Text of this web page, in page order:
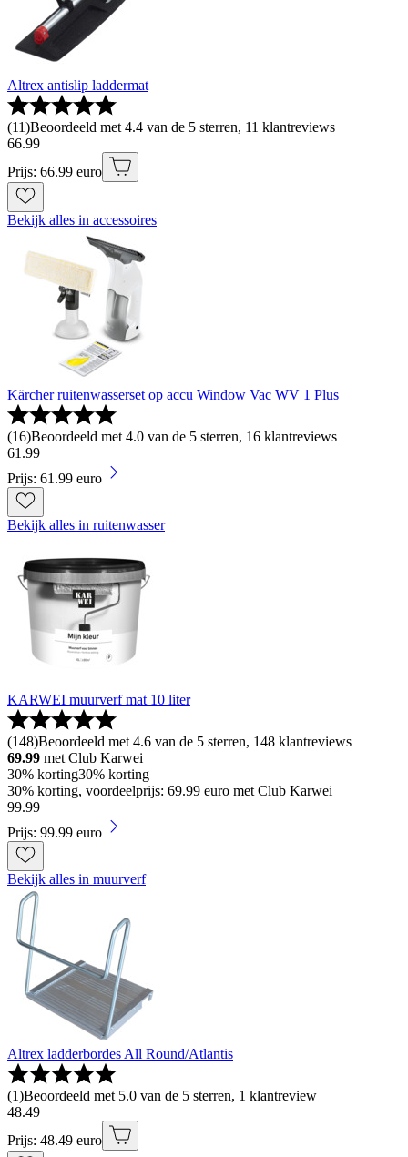
Altrex antislip laddermat
(11)Beoordeeld met 4.4 van de 5 sterren, 11 klantreviews
66.99
Prijs: 66.99 euro
Bekijk alles in accessoires
Kärcher ruitenwasserset op accu Window Vac WV 1 Plus
(16)Beoordeeld met 4.0 van de 5 sterren, 16 klantreviews
61 .99
Prijs: 61.99 euro
Bekijk alles in ruitenwasser
KARWEI muurverf mat 10 liter
(148)Beoordeeld met 4.6 van de 5 sterren, 148 klantreviews
69.99 met Club Karwei
30% korting30% korting
30% korting, voordeelprijs: 69.99 euro met Club Karwei
99.99
Prijs: 99.99 euro
Bekijk alles in muurverf
Altrex ladderbordes All Round/Atlantis
(1)Beoordeeld met 5.0 van de 5 sterren, 1 klantreview
48.49
Prijs: 48.49 euro